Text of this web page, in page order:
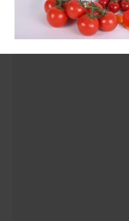
maličkost, ale podle mne pro
velké investiční vstupy a
nezbytná také malá rozhodnutí a
zakončil své vyprávění za velkého